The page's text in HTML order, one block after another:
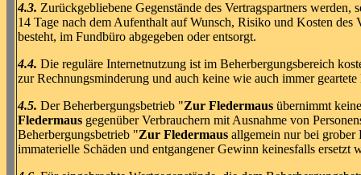
4.3. Zurückgebliebene Gegenstände des Vertragspartners
14 Tage nach dem Aufenthalt auf Wunsch, Risiko und Kosten des
besteht, im Fundbüro abgegeben oder entsorgt.
4.4. Die reguläre Internetnutzung ist im Beherbergungsbereich
zur Rechnungsminderung und auch keine wie auch immer
4.5. Der Beherbergungsbetrieb "Zur Fledermaus übernimmt
Fledermaus gegenüber Verbrauchern mit Ausnahme von
Beherbergungsbetrieb "Zur Fledermaus allgemein nur bei grober
immaterielle Schäden und entgangener Gewinn keinesfalls ersetzt